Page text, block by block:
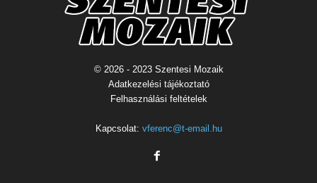
© 2026 - 2023 Szentesi Mozaik
Adatkezelési tájékoztató
Felhasználási feltételek
Kapcsolat: vferenc@t-email.hu